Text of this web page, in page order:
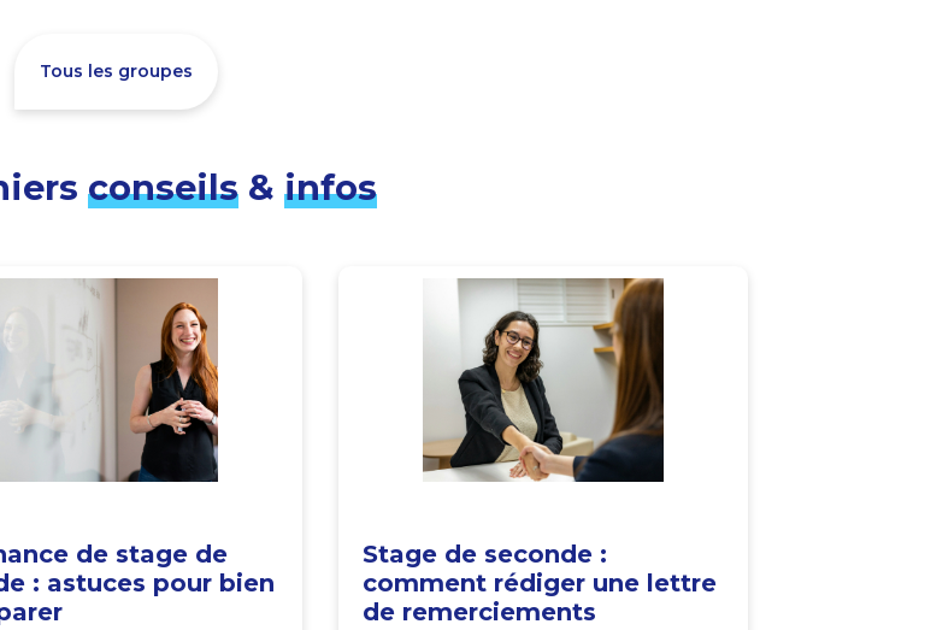
Tous les groupes
conseils & infos
de stage de
: astuces pour bien
Stage de seconde :
comment rédiger une lettre
de remerciements